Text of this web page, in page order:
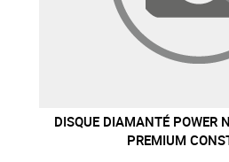
DISQUE DIAMANTÉ
PREMIUM